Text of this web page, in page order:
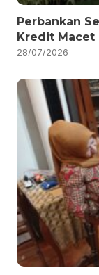
Perbankan
Kredit Macet
28/07/2026